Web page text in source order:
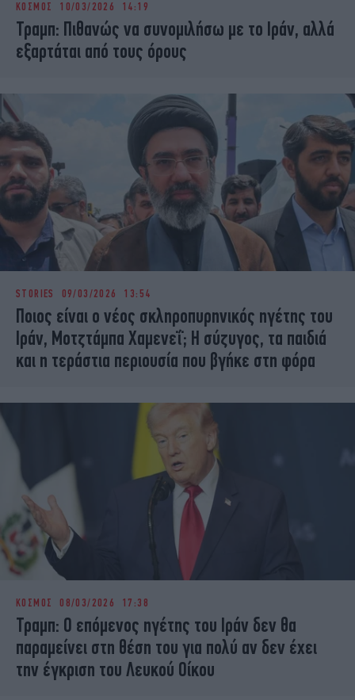
iBOOKS
OSCARS
THE OCEAN
MEDIA
ΚΟΣΜΟΣ 10/03/2026 14:19
Τραμπ: Πιθανώς να συνομιλήσω με το Ιράν, αλλά
εξαρτάται από τους όρους
STORIES 09/03/2026 13:54
Ποιος είναι ο νέος σκληροπυρηνικός ηγέτης του
Ιράν, Μοτζτάμπα Χαμενεΐ; Η σύζυγος, τα παιδιά
και η τεράστια περιουσία που βγήκε στη φόρα
ΚΟΣΜΟΣ 08/03/2026 17:38
Τραμπ: Ο επόμενος ηγέτης του Ιράν δεν θα
παραμείνει στη θέση του για πολύ αν δεν έχει
την έγκριση του Λευκού Οίκου